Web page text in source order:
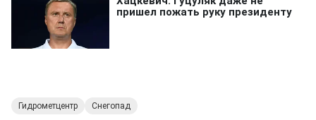
Гидрометцентр Снегопад